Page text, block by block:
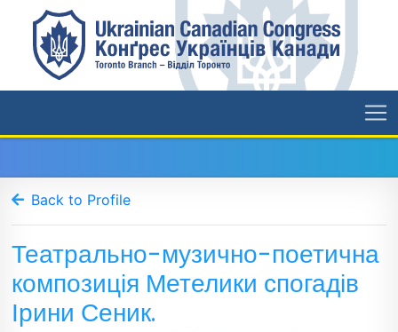
Back to Profile
Театрально-музично-поетична
композиція Метелики спогадів
Ірини Сеник.